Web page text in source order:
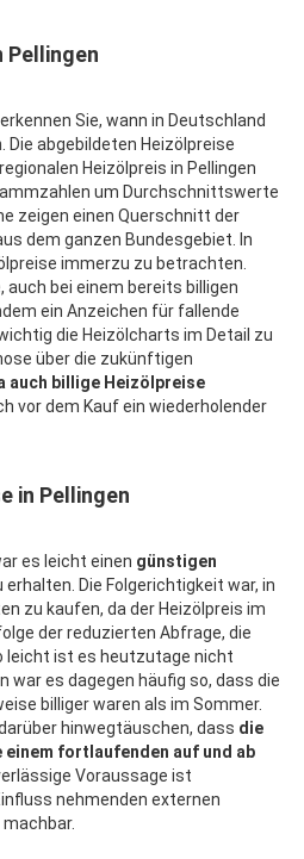
Pellingen
Sie, wann in Deutschland
Die abgebildeten Heizölpreise
Heizölpreis in Pellingen
um Durchschnittswerte
zeigen einen Querschnitt der
dem ganzen Bundesgebiet. In
immerzu zu betrachten.
bei einem bereits billigen
ein Anzeichen für fallende
die Heizölcharts im Detail zu
über die zukünftigen
auch billige Heizölpreise
vor dem Kauf ein wiederholender
in Pellingen
es leicht einen günstigen
erhalten. Die Folgerichtigkeit war, in
zu kaufen, da der Heizölpreis im
der reduzierten Abfrage, die
leicht ist es heutzutage nicht
war es dagegen häufig so, dass die
billiger waren als im Sommer.
hinwegtäuschen, dass die
fortlaufenden auf und ab
Voraussage ist
nehmenden externen